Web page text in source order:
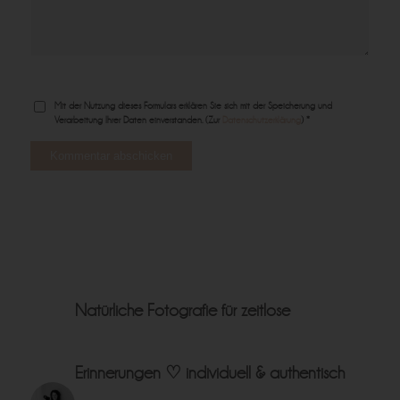
Mit der Nutzung dieses Formulars erklären Sie sich mit der Speicherung und
Verarbeitung Ihrer Daten einverstanden. (Zur
) *
Natürliche Fotografie für zeitlose
Erinnerungen ♡ individuell & authentisch